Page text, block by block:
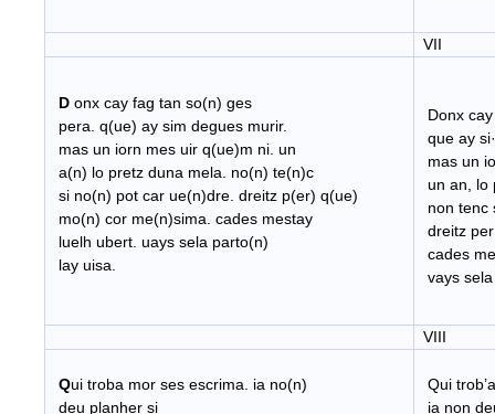
VII
D onx cay fag tan so(n) ges
pera. q(ue) ay sim degues murir.
mas un iorn mes uir q(ue)m ni. un
a(n) lo pretz duna mela. no(n) te(n)c
si no(n) pot car ue(n)dre. dreitz p(er) q(ue)
mo(n) cor me(n)sima. cades mestay
luelh ubert. uays sela parto(n)
lay uisa.
Donx
que ay
mas un
un an, lo
non tenc
dreitz
cades
vays
VIII
Qui troba mor ses escrima. ia no(n)
deu planher si
Qui
ia non